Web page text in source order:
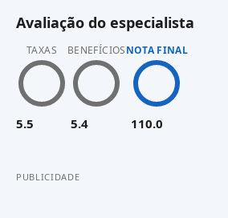
Avaliação do especialista
TAXAS
5.5
BENEFÍCIOS
5.4
NOTA FINAL
110.0
PUBLICIDADE